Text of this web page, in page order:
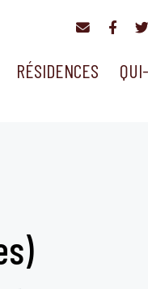
RÉSIDENCES